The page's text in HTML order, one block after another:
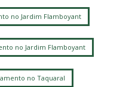
no Jardim Flamboyant
no Jardim Flamboyant
no Taquaral